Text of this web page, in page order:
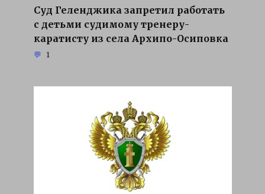
Суд Геленджика запретил работать
с детьми судимому тренеру-
каратисту из села Архипо-Осиповка
1